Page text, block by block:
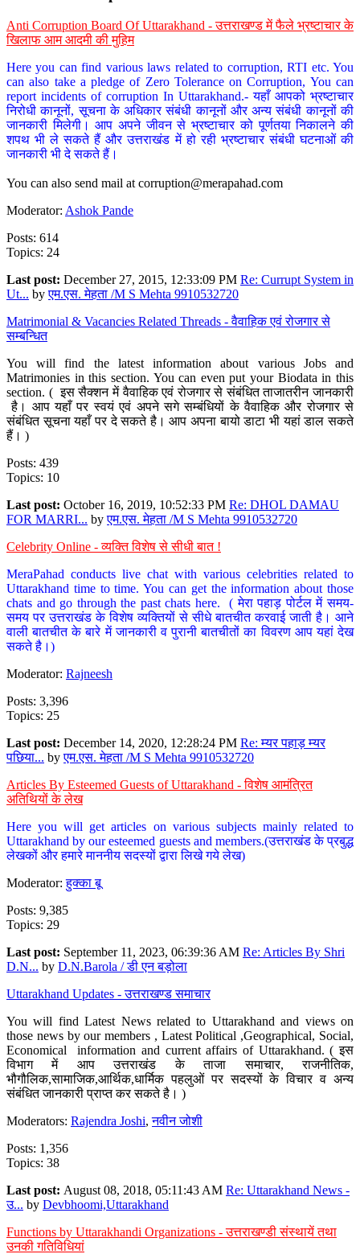
Anti Corruption Board Of Uttarakhand - उत्तराखण्ड में फैले भ्रष्टाचार के
खिलाफ आम आदमी की मुहिम
Here you can find various laws related to corruption, RTI etc. You
can also take a pledge of Zero Tolerance on Corruption, You can
report incidents of corruption In Uttarakhand.- यहाँ आपको भ्रष्टाचार
निरोधी कानूनों, सूचना के अधिकार संबंधी कानूनों और अन्य संबंधी कानूनों की
जानकारी मिलेगी। आप अपने जीवन से भ्रष्टाचार को पूर्णतया निकालने की
शपथ भी ले सकते हैं और उत्तराखंड में हो रही भ्रष्टाचार संबंधी घटनाओं की
जानकारी भी दे सकते हैं।
You can also send mail at corruption@merapahad.com
Moderator: Ashok Pande
Posts: 614
Topics: 24
Last post: December 27, 2015, 12:33:09 PM Re: Currupt System in
Ut... byएम.एस. मेहता /M S Mehta 9910532720
Matrimonial & Vacancies Related Threads - वैवाहिक एवं रोजगार से
सम्बन्धित
You will find the latest information about various Jobs and
Matrimonies in this section. You can even put your Biodata in this
section. ( इस सैक्शन में वैवाहिक एवं रोजगार से संबंधित ताजातरीन जानकारी
है। आप यहाँ पर स्वयं एवं अपने सगे सम्बंधियों के वैवाहिक और रोजगार से
संबंधित सूचना यहाँ पर दे सकते है। आप अपना बायो डाटा भी यहां डाल सकते
हैं। )
Posts: 439
Topics: 10
Last post: October 16, 2019, 10:52:33 PM Re: DHOL DAMAU
FOR MARRI... byएम.एस. मेहता /M S Mehta 9910532720
Celebrity Online - व्यक्ति विशेष से सीधी बात !
MeraPahad conducts live chat with various celebrities related to
Uttarakhand time to time. You can get the information about those
chats and go through the past chats here. ( मेरा पहाड़ पोर्टल में समय-
समय पर उत्तराखंड के विशेष व्यक्तियों से सीधे बातचीत करवाई जाती है। आने
वाली बातचीत के बारे में जानकारी व पुरानी बातचीतों का विवरण आप यहां देख
सकते है।)
Moderator: Rajneesh
Posts: 3,396
Topics: 25
Last post: December 14, 2020, 12:28:24 PM Re: म्यर पहाड़ म्यर
पछिया... byएम.एस. मेहता /M S Mehta 9910532720
Articles By Esteemed Guests of Uttarakhand - विशेष आमंत्रित
अतिथियों के लेख
Here you will get articles on various subjects mainly related to
Uttarakhand by our esteemed guests and members.(उत्तराखंड के प्रबुद्ध
लेखकों और हमारे माननीय सदस्यों द्वारा लिखे गये लेख)
Moderator:हुक्का बू
Posts: 9,385
Topics: 29
Last post: September 11, 2023, 06:39:36 AM Re: Articles By Shri
D.N... by D.N.Barola / डी एन बड़ोला
Uttarakhand Updates - उत्तराखण्ड समाचार
You will find Latest News related to Uttarakhand and views on
those news by our members , Latest Political ,Geographical, Social,
Economical information and current affairs of Uttarakhand. ( इस
विभाग में आप उत्तराखंड के ताजा समाचार, राजनीतिक,
भौगौलिक,सामाजिक,आर्थिक,धार्मिक पहलुओं पर सदस्यों के विचार व अन्य
संबंधित जानकारी प्राप्त कर सकते है। )
Moderators: Rajendra Joshi,नवीन जोशी
Posts: 1,356
Topics: 38
Last post: August 08, 2018, 05:11:43 AM Re: Uttarakhand News -
उ... by Devbhoomi,Uttarakhand
Functions by Uttarakhandi Organizations - उत्तराखण्डी संस्थायें तथा
उनकी गतिविधियां